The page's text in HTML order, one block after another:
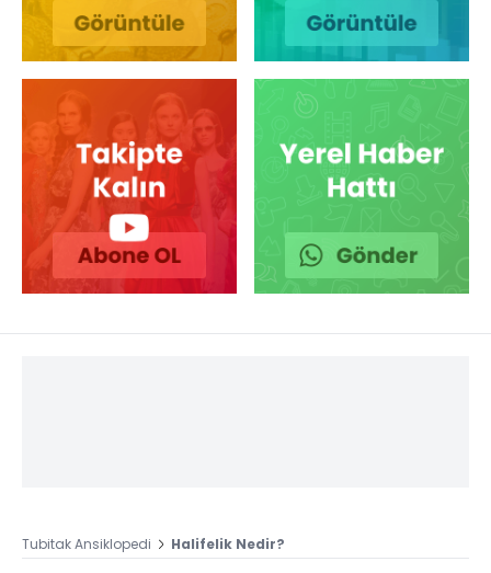
Tubitak Ansiklopedi Halifelik Nedir?